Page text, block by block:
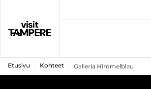
Etusivu Kohteet Galleria Himmelblau